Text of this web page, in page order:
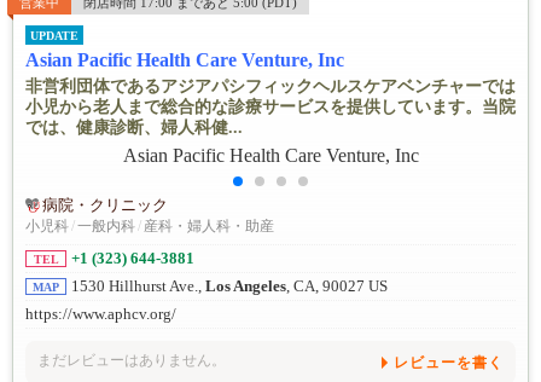
UPDATE
Asian Pacific Health Care Venture, Inc
非営利団体であるアジアパシフィックヘルスケアベンチャーでは
小児から老人まで総合的な診療サービスを提供しています。当院
では、健康診断、婦人科健...
病院・クリニック
小児科/一般内科/ 産科・婦人科・助産
TEL +1 (323) 644-3881
MAP 1530 Hillhurst Ave., Los Angeles , CA, 90027 US
https://www.aphcv.org/
まだレビューはありません。 レビューを書く